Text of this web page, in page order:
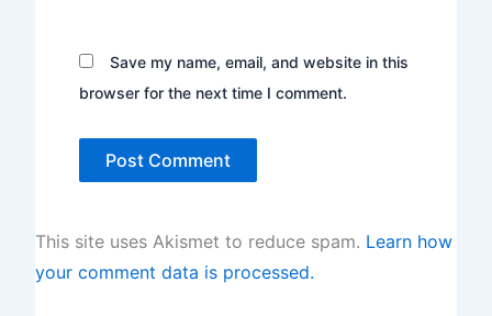
Save my name, email, and website in this
browser for the next time I comment.
This site uses Akismet to reduce spam. Learn how
your comment data is processed.